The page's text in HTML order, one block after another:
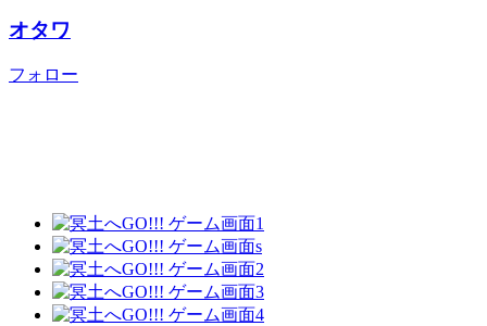
オタワ
フォロー